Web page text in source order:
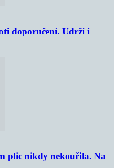
doporučení. Udrží i
plic nikdy nekouřila. Na